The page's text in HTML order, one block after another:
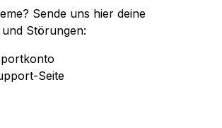
Sende uns hier deine
Störungen:
Seite